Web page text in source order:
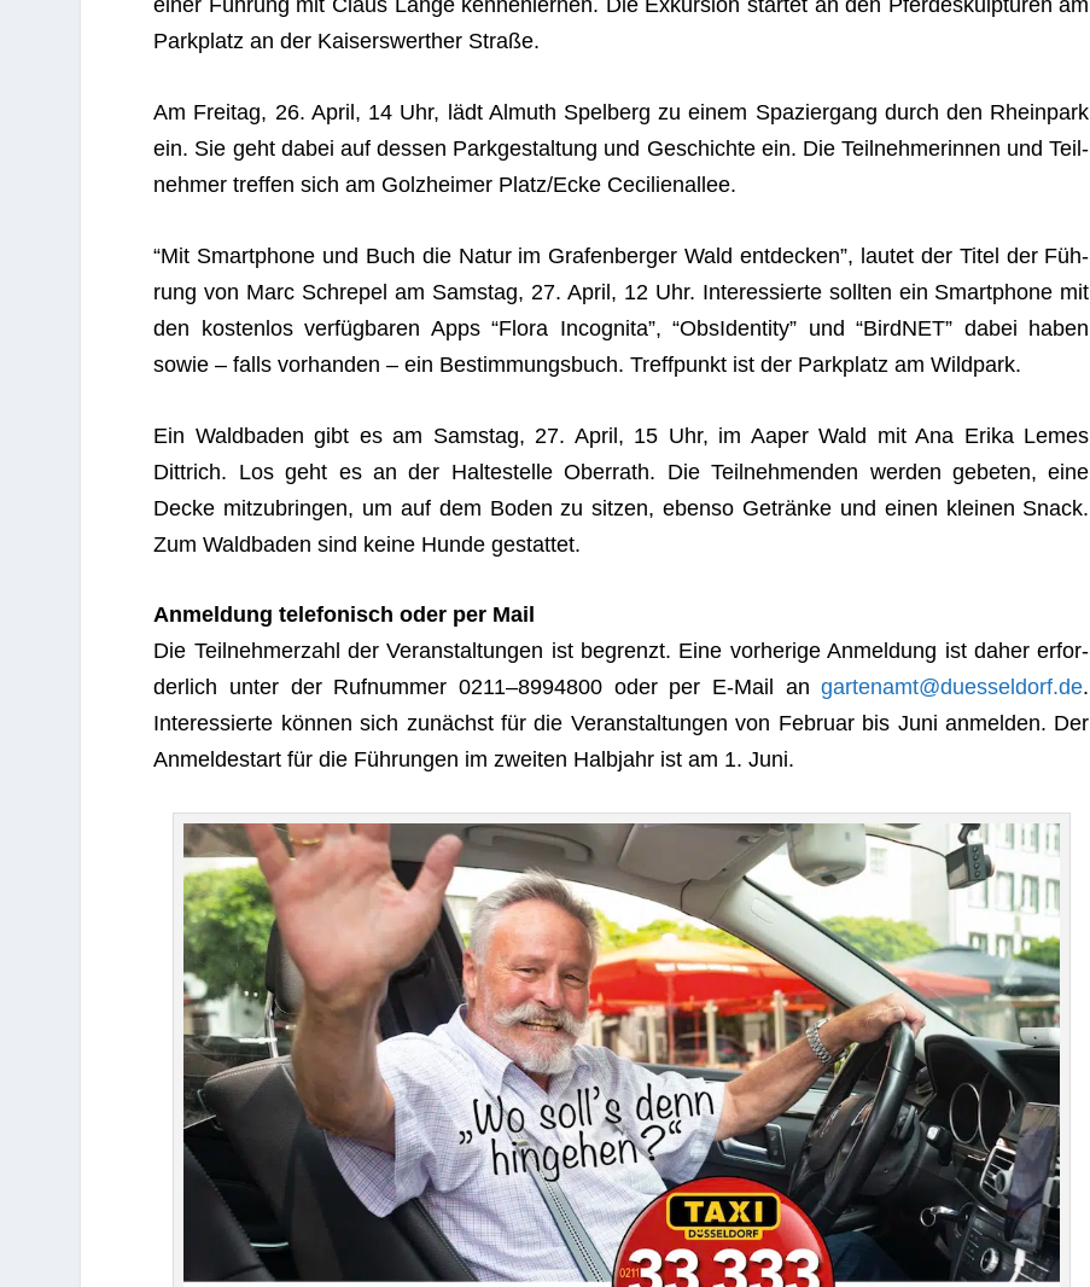
einer Füh­rung mit Claus Lange ken­nen­ler­nen. Die Exkur­sion star­tet an den Pfer­de­skulp­tu­ren am
Park­platz an der Kai­sers­wert­her Straße.
Am Frei­tag, 26. April, 14 Uhr, lädt Almuth Spel­berg zu einem Spa­zier­gang durch den Rhein­park
ein. Sie geht dabei auf des­sen Park­ge­stal­tung und Geschichte ein. Die Teil­neh­me­rin­nen und Teil­
neh­mer tref­fen sich am Golz­hei­mer Platz/Ecke Cecilienallee.
“Mit Smart­phone und Buch die Natur im Gra­fen­ber­ger Wald ent­de­cken”, lau­tet der Titel der Füh­
rung von Marc Schre­pel am Sams­tag, 27. April, 12 Uhr. Inter­es­sierte soll­ten ein Smart­phone mit
den kos­ten­los ver­füg­ba­ren Apps “Flora Inco­gnita”, “Obs­I­den­tity” und “Bird­NET” dabei haben
sowie – falls vor­han­den – ein Bestim­mungs­buch. Treff­punkt ist der Park­platz am Wildpark.
Ein Wald­ba­den gibt es am Sams­tag, 27. April, 15 Uhr, im Aaper Wald mit Ana Erika Lemes
Dittrich. Los geht es an der Hal­te­stelle Ober­rath. Die Teil­neh­men­den wer­den gebe­ten, eine
Decke mit­zu­brin­gen, um auf dem Boden zu sit­zen, ebenso Getränke und einen klei­nen Snack.
Zum Wald­ba­den sind keine Hunde gestattet.
Anmel­dung tele­fo­nisch oder per Mail
Die Teil­neh­mer­zahl der Ver­an­stal­tun­gen ist begrenzt. Eine vor­he­rige Anmel­dung ist daher erfor­
der­lich unter der Ruf­num­mer 0211–8994800 oder per E‑Mail angartenamt@duesseldorf.de.
Inter­es­sierte kön­nen sich zunächst für die Ver­an­stal­tun­gen von Februar bis Juni anmel­den. Der
Anmel­de­start für die Füh­run­gen im zwei­ten Halb­jahr ist am 1. Juni.